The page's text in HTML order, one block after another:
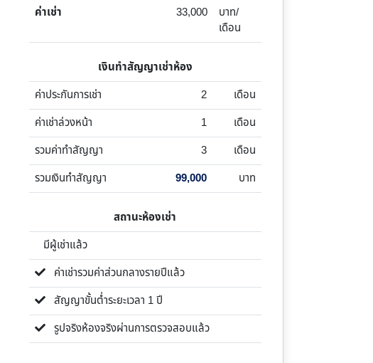
ค่าเช่า
33,000
บาท/
เดือน
เงินทำสัญญาเช่าห้อง
ค่าประกันการเช่า
2
เดือน
ค่าเช่าล่วงหน้า
1
เดือน
รวมค่าทำสัญญา
3
เดือน
รวมเงินทำสัญญา
99,000 บาท
สถานะห้องเช่า
มีผู้เช่าแล้ว
ค่าเช่ารวมค่าส่วนกลางรายปีแล้ว
สัญญาขั้นต่ำระยะเวลา 1 ปี
รูปจริงห้องจริงผ่านการตรวจสอบแล้ว